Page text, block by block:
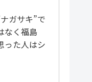
ガサキ”で
なく福島
った人はシ